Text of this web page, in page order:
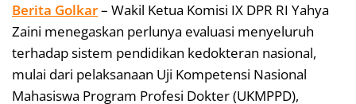
Berita Golkar– Wakil Ketua Komisi IX DPR RI Yahya
Zaini menegaskan perlunya evaluasi menyeluruh
terhadap sistem pendidikan kedokteran nasional,
mulai dari pelaksanaan Uji Kompetensi Nasional
Mahasiswa Program Profesi Dokter (UKMPPD),